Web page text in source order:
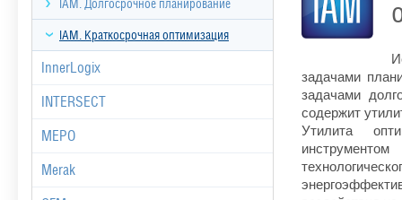
IAM. Долгосрочное планирование
IAM. Краткосрочная оптимизация
InnerLogix
INTERSECT
MEPO
Merak
задачами
задачами
содержит
Утилита